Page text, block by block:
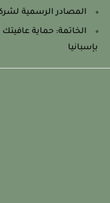
المصادر الرسمية لشركات
الخاتمة: حماية عافيتك
بإسبانيا